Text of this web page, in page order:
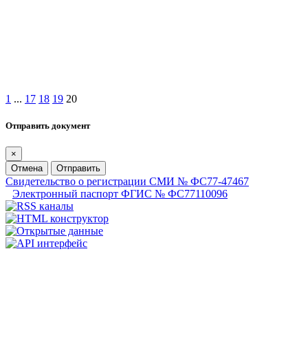
1 ... 17 18 19 20
Отправить документ
×
Отмена
Отправить
Свидетельство о регистрации СМИ № ФС77-47467
Электронный паспорт ФГИС № ФС77110096